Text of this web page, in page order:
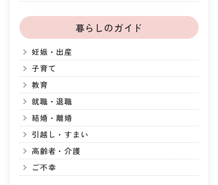
暮らしのガイド
妊娠・出産
子育て
教育
就職・退職
結婚・離婚
引越し・すまい
高齢者・介護
ご不幸